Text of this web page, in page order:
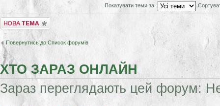
Показувати теми за:
Створити нову тему
Повернутись до Список форумів
ХТО ЗАРАЗ ОНЛАЙН
Зараз переглядають цей форум: